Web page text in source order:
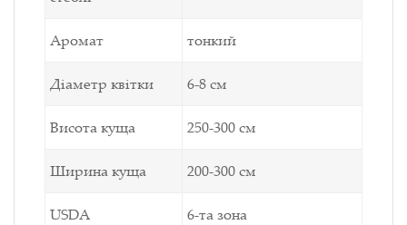
Аромат тонкий
Діаметр квітки 6-8 см
Висота куща 250-300 см
Ширина куща 200-300 см
USDA 6-та зона